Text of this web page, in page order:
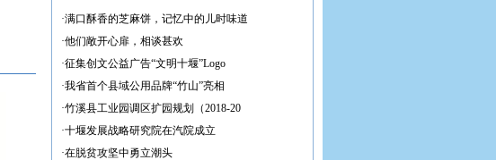
·满口酥香的芝麻饼，记忆中的儿时味道
·他们敞开心扉，相谈甚欢
·征集创文公益广告“文明十堰”Logo
·我省首个县域公用品牌“竹山”亮相
·竹溪县工业园调区扩园规划（2018-20
·十堰发展战略研究院在汽院成立
·在脱贫攻坚中勇立潮头